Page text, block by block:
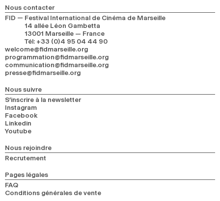
Nous contacter
FID — Festival International de Cinéma de Marseille
14 allée Léon Gambetta
13001 Marseille — France
Tél: +33 (0)4 95 04 44 90
welcome@fidmarseille.org
programmation@fidmarseille.org
communication@fidmarseille.org
presse@fidmarseille.org
Nous suivre
S’inscrire à la newsletter
Instagram
Facebook
Linkedin
Youtube
Nous rejoindre
Recrutement
Pages légales
FAQ
Conditions générales de vente